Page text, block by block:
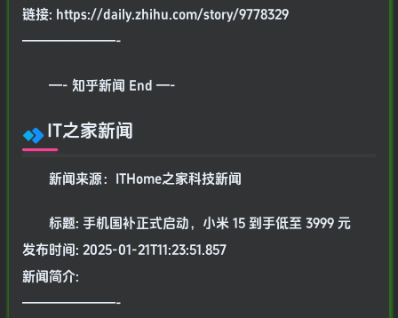
链接: https://daily.zhihu.com/story/9778329
———————-
—- 知乎新闻 End —-
IT之家新闻
新闻来源：ITHome之家科技新闻
标题: 手机国补正式启动，小米 15 到手低至 3999 元
发布时间: 2025-01-21T11:23:51.857
新闻简介:
———————-